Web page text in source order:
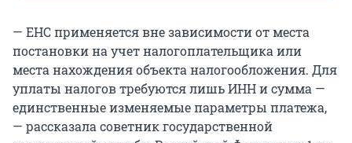
— ЕНС применяется вне зависимости от места
постановки на учет налогоплательщика или
места нахождения объекта налогообложения. Для
уплаты налогов требуются лишь ИНН и сумма —
единственные изменяемые параметры платежа,
— рассказала cоветник государственной